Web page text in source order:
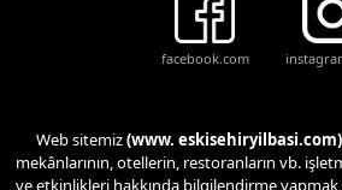
facebook.com
Web sitemiz(www. eskisehiryilbasi.com)
mekânlarının, otellerin, restoranların vb.
ve etkinlikleri hakkında bilgilendirme